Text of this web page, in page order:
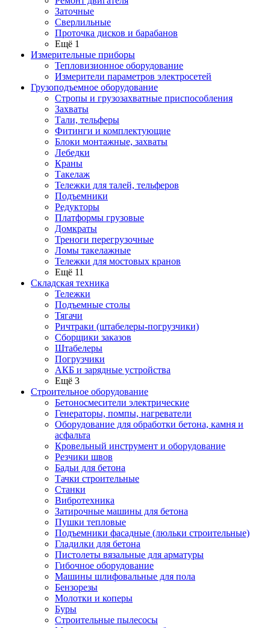
Заточные
Сверлильные
Проточка дисков и барабанов
Ещё 1
Измерительные приборы
Тепловизионное оборудование
Измерители параметров электросетей
Грузоподъемное оборудование
Стропы и грузозахватные приспособления
Захваты
Тали, тельферы
Фитинги и комплектующие
Блоки монтажные, захваты
Лебедки
Краны
Такелаж
Тележки для талей, тельферов
Подъемники
Редукторы
Платформы грузовые
Домкраты
Треноги перегрузочные
Ломы такелажные
Тележки для мостовых кранов
Ещё 11
Складская техника
Тележки
Подъемные столы
Тягачи
Ричтраки (штабелеры-погрузчики)
Сборщики заказов
Штабелеры
Погрузчики
АКБ и зарядные устройства
Ещё 3
Строительное оборудование
Бетоносмесители электрические
Генераторы, помпы, нагреватели
Оборудование для обработки бетона, камня и
асфальта
Кровельный инструмент и оборудование
Резчики швов
Бадьи для бетона
Тачки строительные
Станки
Вибротехника
Затирочные машины для бетона
Пушки тепловые
Подъемники фасадные (люльки строительные)
Гладилки для бетона
Пистолеты вязальные для арматуры
Гибочное оборудование
Машины шлифовальные для пола
Бензорезы
Молотки и коперы
Буры
Строительные пылесосы